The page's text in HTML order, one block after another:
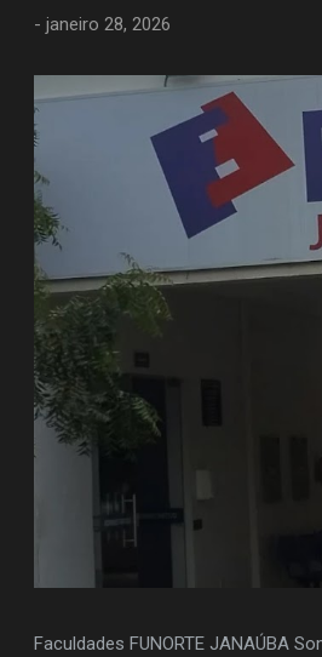
- janeiro 28, 2026
Faculdades FUNORTE